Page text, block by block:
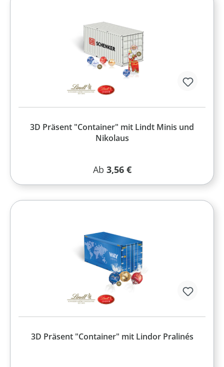
3D Präsent "Container" mit Lindt Minis und
Nikolaus
Regulärer Preis:
Ab 3,56 €
3D Präsent "Container" mit Lindor Pralinés